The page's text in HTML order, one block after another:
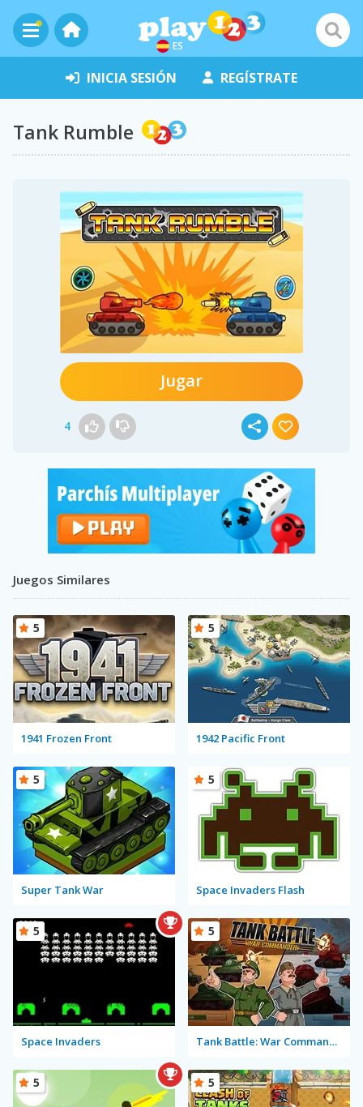
ES
INICIA SESIÓN REGÍSTRATE
Tank Rumble
Jugar
4
Juegos Similares
1941 Frozen Front
5
1942 Pacific Front
5
Super Tank War
5
Space Invaders Flash
5
Space Invaders
5
Tank Battle: War Commander
5
5 5